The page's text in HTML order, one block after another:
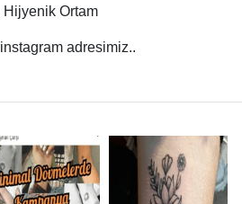
Ortam
adresimiz..